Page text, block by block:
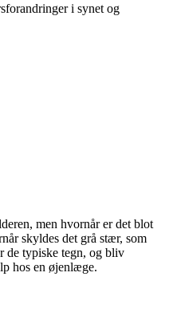
i synet og
men hvornår er det blot
skyldes det grå stær, som
de typiske tegn, og bliv
hos en øjenlæge.